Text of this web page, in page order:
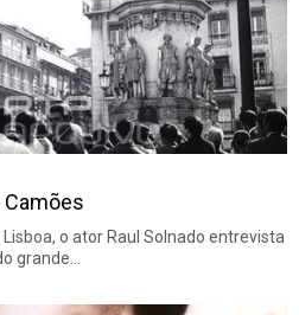
Camões
o ator Raul Solnado entrevista
grande…